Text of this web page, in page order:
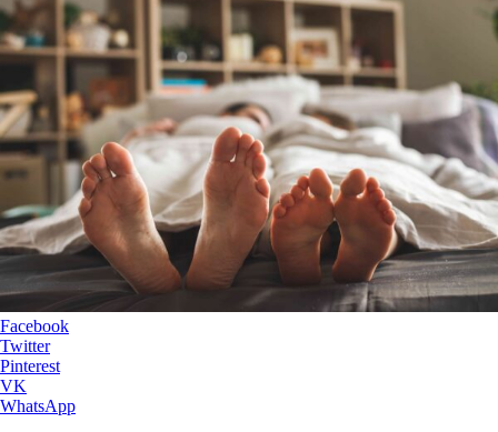
Facebook
Twitter
Pinterest
VK
WhatsApp